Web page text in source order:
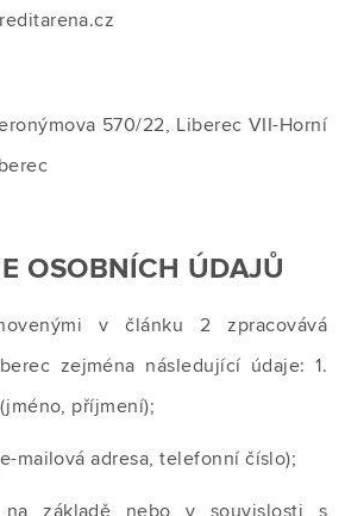
570/22, Liberec VII-Horní
OSOBNÍCH ÚDAJŮ
v článku 2 zpracovává
zejména následující údaje: 1.
příjmení);
mailová adresa, telefonní číslo);
základě nebo v souvislosti s